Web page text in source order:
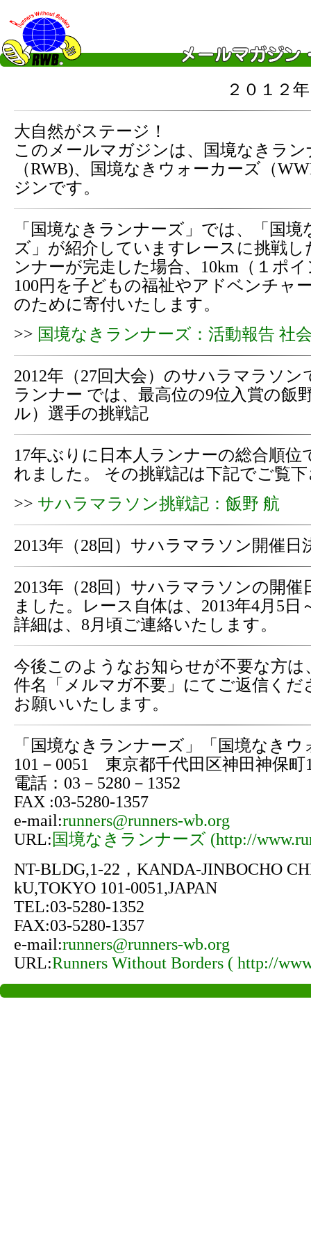
２０１２
大自然がステージ！
このメールマガジンは、国境なきラン
（RWB)、国境なきウォーカーズ（
ジンです。
「国境なきランナーズ」では、「国
ズ」が紹介していますレースに挑戦し
ンナーが完走した場合、10km（１ポ
100円を子どもの福祉やアドベンチャ
のために寄付いたします。
>> 国境なきランナーズ：活動報告 社
2012年（27回大会）のサハラマラソン
ランナー では、最高位の9位入賞の
ル）選手の挑戦記
17年ぶりに日本人ランナーの総合順位
れました。 その挑戦記は下記でご覧
>> サハラマラソン挑戦記：飯野 航
2013年（28回）サハラマラソン開催日
2013年（28回）サハラマラソンの開催
ました。レース自体は、2013年4月5日
詳細は、8月頃ご連絡いたします。
今後このようなお知らせが不要な方は
件名「メルマガ不要」にてご返信くだ
お願いいたします。
「国境なきランナーズ」「国境なき
101－0051 東京都千代田区神田神保町
電話：03－5280－1352
FAX :03-5280-1357
e-mail:runners@runners-wb.org
URL:国境なきランナーズ (http://
NT-BLDG,1-22，KANDA-JINBOCHO
kU,TOKYO 101-0051,JAPAN
TEL:03-5280-1352
FAX:03-5280-1357
e-mail:runners@runners-wb.org
URL:Runners Without Borders ( http://